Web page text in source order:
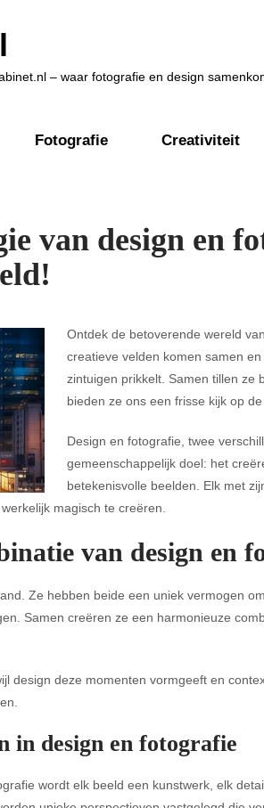
– waar fotografie en design
Fotografie Creativiteit
van design en
Ontdek de betoverende wereld
creatieve velden komen samen
zintuigen prikkelt. Samen tillen ze
bieden ze ons een frisse kijk op
Design en fotografie, twee
gemeenschappelijk doel: het
betekenisvolle beelden. Elk met
magisch te creëren.
van design en
Ze hebben beide een uniek vermogen
Samen creëren ze een harmonieuze
design deze momenten vormgeeft en
in design en fotografie
wordt elk beeld een kunstwerk, elk